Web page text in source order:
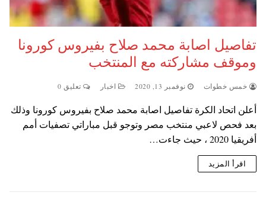
تفاصيل اصابة محمد صلاح بفيروس كورونا
وموقف مشاركته مع المنتخب
خمس خطوات نوفمبر 13, 2020 اخبار تعليق 0
أعلن اتحاد الكرة تفاصيل اصابة محمد صلاح بفيروس كورونا وذلك
بعد فحص لاعبي منتخب مصر وتوجو قبل مباراتي تصفيات أمم
أفريقيا 2020 ، حيث جاءت…
اقرأ المزيد